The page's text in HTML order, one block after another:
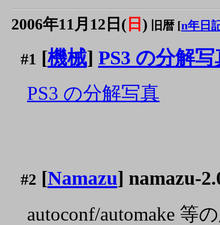
2006年11月12日( 日 ) 旧暦 [n年日
#1 [機械] PS3 の分解写
PS3 の分解写真
#2 [Namazu] namazu-
autoconf/automake 等